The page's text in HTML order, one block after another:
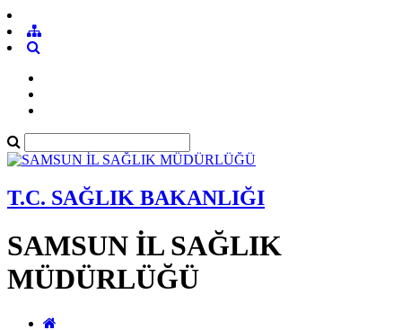
T.C. SAĞLIK BAKANLIĞI
SAMSUN İL SAĞLIK
MÜDÜRLÜĞÜ